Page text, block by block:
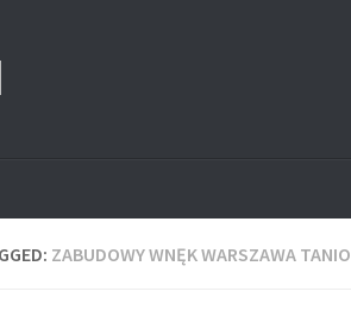
ZABUDOWY WNĘK WARSZAWA TANIO